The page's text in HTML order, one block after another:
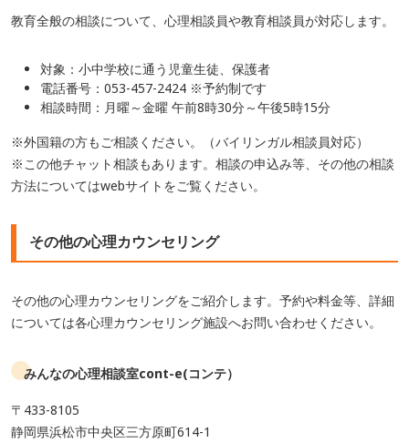
教育全般の相談について、心理相談員や教育相談員が対応します。
対象：小中学校に通う児童生徒、保護者
電話番号：053-457-2424 ※予約制です
相談時間：月曜～金曜 午前8時30分～午後5時15分
※外国籍の方もご相談ください。（バイリンガル相談員対応）
※この他チャット相談もあります。相談の申込み等、その他の相談
方法についてはwebサイトをご覧ください。
その他の心理カウンセリング
その他の心理カウンセリングをご紹介します。予約や料金等、詳細
については各心理カウンセリング施設へお問い合わせください。
みんなの心理相談室cont-e(コンテ）
〒433-8105
静岡県浜松市中央区三方原町614-1